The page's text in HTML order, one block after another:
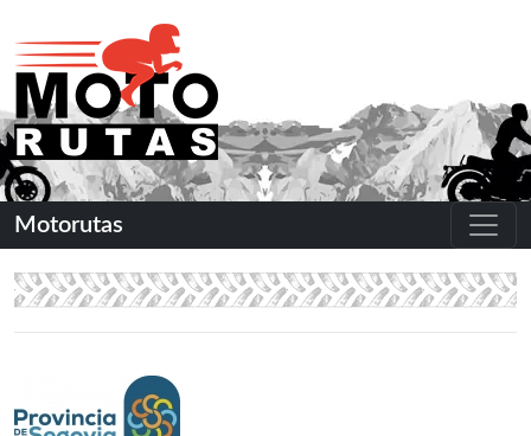
Motorutas